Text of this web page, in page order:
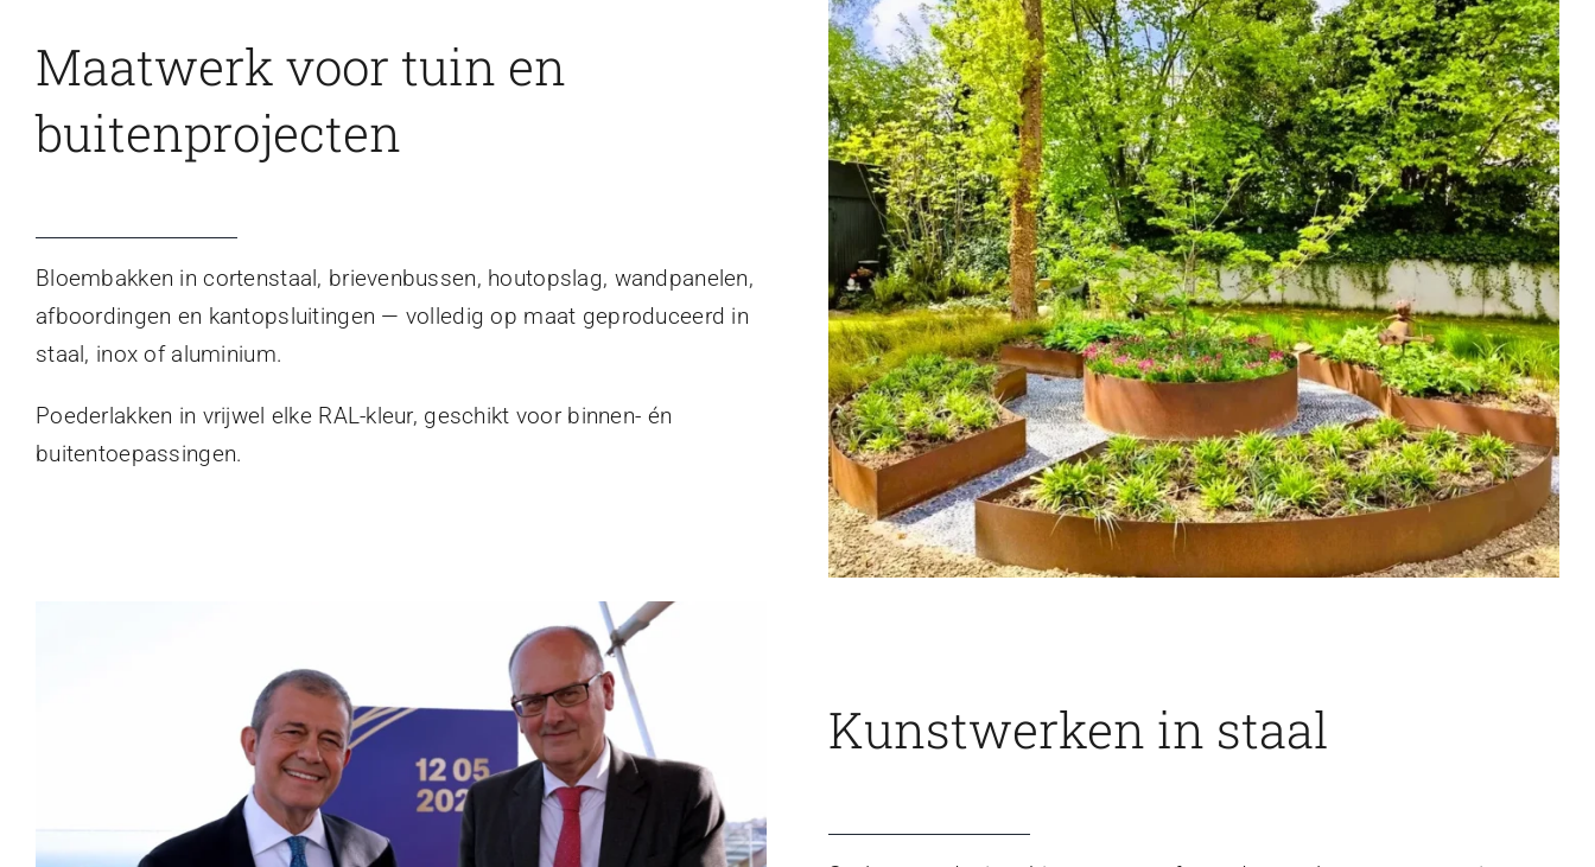
Maatwerk voor tuin en
buitenprojecten
Bloembakken in cortenstaal, brievenbussen, houtopslag, wandpanelen,
afboordingen en kantopsluitingen — volledig op maat geproduceerd in
staal, inox of aluminium.
Poederlakken in vrijwel elke RAL-kleur, geschikt voor binnen- én
buitentoepassingen.
Kunstwerken in staal